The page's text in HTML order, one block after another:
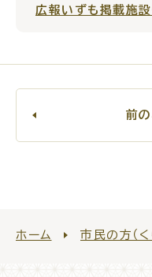
届出・手続・申請
ごみ・リサイクル
広報いずも掲載施
前
ホーム 市民の方（く